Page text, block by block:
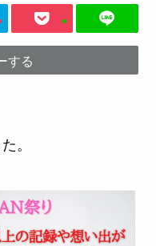
する
。